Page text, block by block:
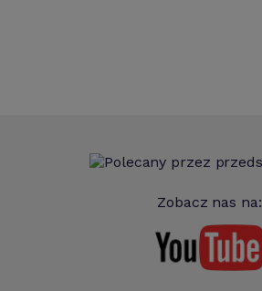
Zobacz nas na: